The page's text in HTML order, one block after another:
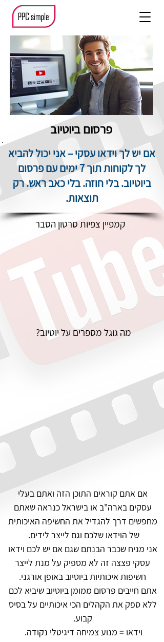
פרסום ביוטיוב
אם יש לך וידאו עסקי – אני יכול להביא
לך לקוחות תוך 7 ימים עם פרסום
ביוטיוב. בלי חוזה. בלי כאב ראש. רק
תוצאות.
קמפיין צפיות סרטון הסבר
מה גוגל מספרים על יוטיוב?
אם אתם קוראים התוכן הזה ואתם בעלי
עסקים בארה"ב או בישראל כנראה שאתם
מחפשים דרך להגדיל את החשיפה האיכותית
של הוידאו שלכם וגם לייצר לידים.
אני מניח שכבר הבנתם שגם אם יש לכם וידאו
עסקי פצצה זה לא מספיק על מנת לייצר
חשיפות איכותיות ביוטיוב באופן אורגני.
אתם חייבים פרסום ממומן ביוטיוב שיביא לכם
ללא ספק את הקהלים הכי איכותיים על בסיס
קבוע.
וידאו = מנוע צמיחה דיגיטלי נקודה.